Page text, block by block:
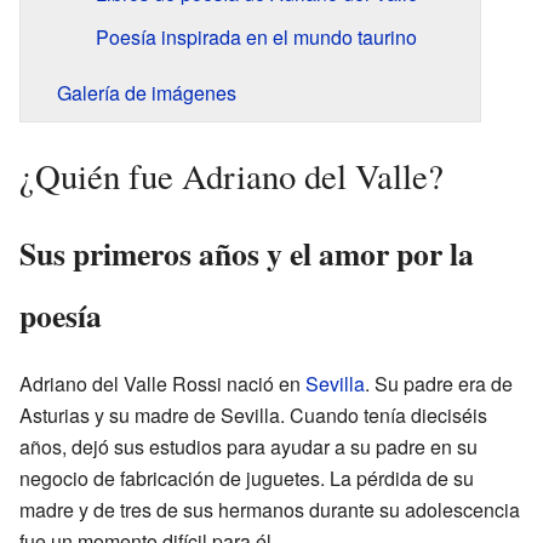
Poesía inspirada en el mundo taurino
Galería de imágenes
¿Quién fue Adriano del Valle?
Sus primeros años y el amor por la
poesía
Adriano del Valle Rossi nació en Sevilla. Su padre era de
Asturias y su madre de Sevilla. Cuando tenía dieciséis
años, dejó sus estudios para ayudar a su padre en su
negocio de fabricación de juguetes. La pérdida de su
madre y de tres de sus hermanos durante su adolescencia